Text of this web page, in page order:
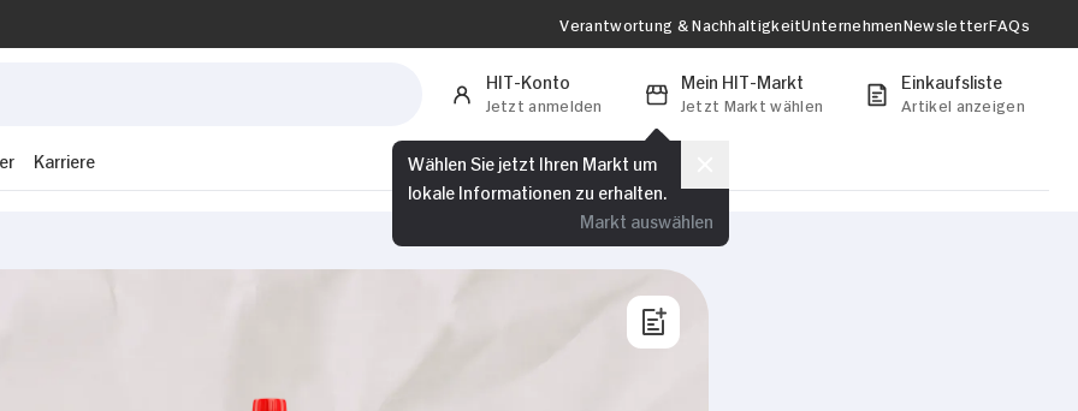
Verantwortung & NachhaltigkeitUnternehmenNewsletterFAQs
HIT-Konto
Jetzt anmelden
Mein HIT-Markt
Jetzt Markt wählen
Wählen Sie jetzt Ihren Markt um
lokale Informationen zu erhalten.
Markt auswählen
Einkaufsliste
Artikel anzeigen
Karriere